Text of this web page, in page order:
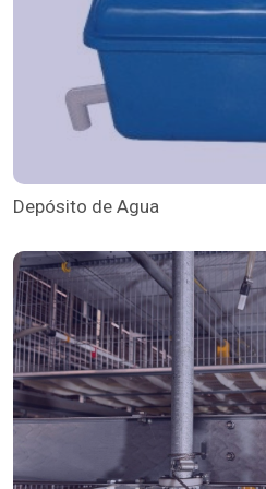
Depósito de Agua